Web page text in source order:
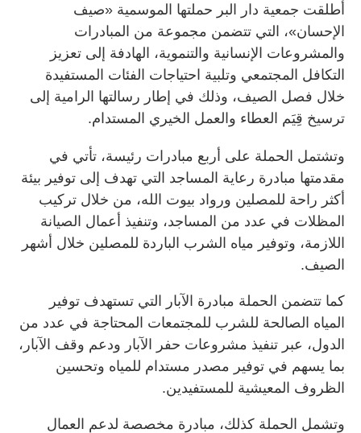
أطلقت جمعية دار البر حملتها الموسمية «صيف
الإحسان»، التي تتضمن مجموعة من المبادرات
والمشروعات الإنسانية والتنموية، الهادفة إلى تعزيز
التكافل المجتمعي وتلبية احتياجات الفئات المستفيدة
خلال فصل الصيف، وذلك في إطار رسالتها الرامية إلى
ترسيخ قِيَم العطاء والعمل الخيري المستدام.
وتشتمل الحملة على أربع مبادرات رئيسة، تأتي في
مقدمتها مبادرة رعاية المساجد التي تهدف إلى توفير بيئة
أكثر راحة للمصلين ورواد بيوت الله، من خلال تركيب
المظلات في عدد من المساجد، وتنفيذ أعمال الصيانة
اللازمة، وتوفير مياه الشرب الباردة للمصلين خلال أشهر
الصيف.
كما تتضمن الحملة مبادرة الآبار التي تستهدف توفير
المياه الصالحة للشرب للمجتمعات المحتاجة في عدد من
الدول، عبر تنفيذ مشروعات حفر الآبار ودعم وقف الآبار،
بما يسهم في توفير مصدر مستدام للمياه وتحسين
الظروف المعيشية للمستفيدين.
وتشمل الحملة كذلك، مبادرة مخصصة لدعم العمال